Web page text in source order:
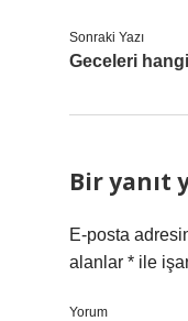
Sonraki Yazı
Geceleri
Bir yanıt
E-posta
alanlar * ile
Yorum